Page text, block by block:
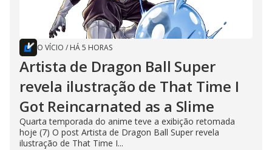
O VÍCIO / HÁ 5 HORAS
Artista de Dragon Ball Super
revela ilustração de That Time I
Got Reincarnated as a Slime
Quarta temporada do anime teve a exibição retomada
hoje (7) O post Artista de Dragon Ball Super revela
ilustração de That Time I...